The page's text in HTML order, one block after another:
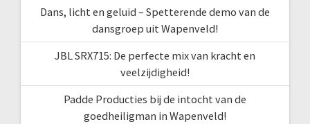
Dans, licht en geluid – Spetterende demo van de
dansgroep uit Wapenveld!
JBL SRX715: De perfecte mix van kracht en
veelzijdigheid!
Padde Producties bij de intocht van de
goedheiligman in Wapenveld!